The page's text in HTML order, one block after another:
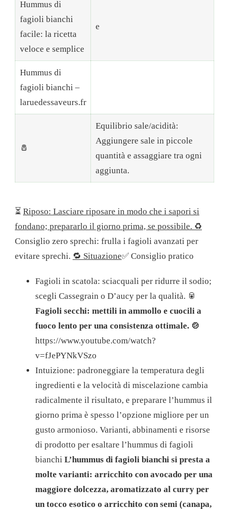
Hummus di
fagioli bianchi
facile: la ricetta
veloce e semplice
e
Hummus di
fagioli bianchi –
laruedessaveurs.fr
🧂
Equilibrio sale/acidità:
Aggiungere sale in piccole
quantità e assaggiare tra ogni
aggiunta.
⏳ Riposo: Lasciare riposare in modo che i sapori si
fondano; prepararlo il giorno prima, se possibile. ♻️
Consiglio zero sprechi: frulla i fagioli avanzati per
evitare sprechi. 🔁 Situazione✅ Consiglio pratico
Fagioli in scatola: sciacquali per ridurre il sodio;
scegli Cassegrain o D’aucy per la qualità. 🥫
Fagioli secchi: mettili in ammollo e cuocili a
fuoco lento per una consistenza ottimale. 🍲
https://www.youtube.com/watch?
v=fJePYNkVSzo
Intuizione: padroneggiare la temperatura degli
ingredienti e la velocità di miscelazione cambia
radicalmente il risultato, e preparare l’hummus il
giorno prima è spesso l’opzione migliore per un
gusto armonioso. Varianti, abbinamenti e risorse
di prodotto per esaltare l’hummus di fagioli
bianchi L’hummus di fagioli bianchi si presta a
molte varianti: arricchito con avocado per una
maggiore dolcezza, aromatizzato al curry per
un tocco esotico o arricchito con semi (canapa,